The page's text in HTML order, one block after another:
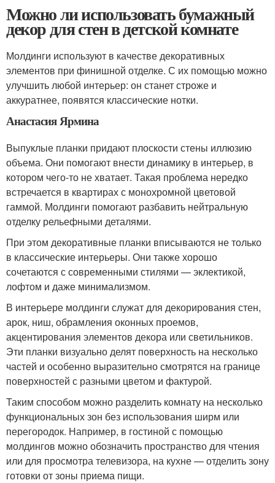
Можно ли использовать бумажный
декор для стен в детской комнате
Молдинги используют в качестве декоративных
элементов при финишной отделке. С их помощью можно
улучшить любой интерьер: он станет строже и
аккуратнее, появятся классические нотки.
Анастасия Ярмина
Выпуклые планки придают плоскости стены иллюзию
объема. Они помогают внести динамику в интерьер, в
котором чего-то не хватает. Такая проблема нередко
встречается в квартирах с монохромной цветовой
гаммой. Молдинги помогают разбавить нейтральную
отделку рельефными деталями.
При этом декоративные планки вписываются не только
в классические интерьеры. Они также хорошо
сочетаются с современными стилями — эклектикой,
лофтом и даже минимализмом.
В интерьере молдинги служат для декорирования стен,
арок, ниш, обрамления оконных проемов,
акцентирования элементов декора или светильников.
Эти планки визуально делят поверхность на несколько
частей и особенно выразительно смотрятся на границе
поверхностей с разными цветом и фактурой.
Таким способом можно разделить комнату на несколько
функциональных зон без использования ширм или
перегородок. Например, в гостиной с помощью
молдингов можно обозначить пространство для чтения
или для просмотра телевизора, на кухне — отделить зону
готовки от зоны приема пищи.